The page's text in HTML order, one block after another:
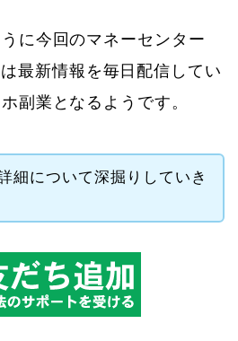
に今回のマネーセンター
最新情報を毎日配信してい
副業となるようです。
細について深掘りしていき